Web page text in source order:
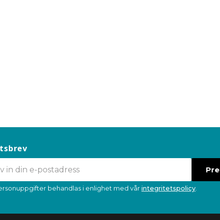
behandlas i enlighet med vårintegritetspolicy.